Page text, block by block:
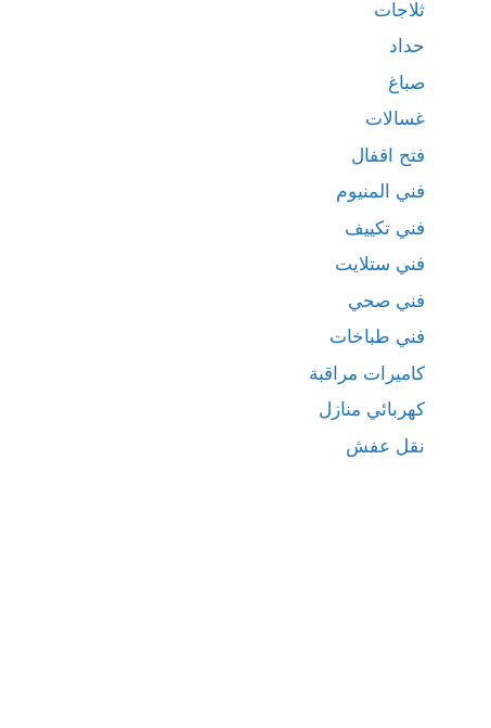
ثلاجات
حداد
صباغ
غسالات
فتح اقفال
فني المنيوم
فني تكييف
فني ستلايت
فني صحي
فني طباخات
كاميرات مراقبة
كهربائي منازل
نقل عفش